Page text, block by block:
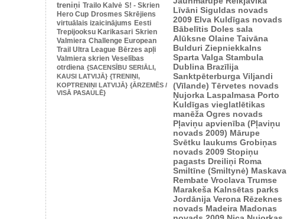
treniņi Trailo Kalvė S! - Skrien
Hero Cup Drosmes Skrējiens
virtuālais izaicinājums Eesti
Trepijooksu Karikasari Skrien
Valmiera Challenge European
Trail Ultra League Bērzes apļi
Valmiera skrien Veselības
otrdiena {SACENSĪBU SERIĀLI,
KAUSI LATVIJĀ} {TRENIŅI,
KOPTRENIŅI LATVIJĀ} {ĀRZEMĒS /
VISĀ PASAULĒ}
Līvāni Siguldas novads
2009 Elva Kuldīgas novads
Bābelītis Doles sala
Alūksne Olaine Taivāna
Bulduri Ziepniekkalns
Sparta Valga Stambula
Dublina Brazīlija
Sanktpēterburga Viljandi
(Vīlande) Tērvetes novads
Ņujorka Laspalmasa Porto
Kuldīgas vieglatlētikas
manēža Ogres novads
Pļaviņu apvienība (Pļaviņu
novads 2009) Mārupe
Svētku laukums Grobiņas
novads 2009 Stopiņu
pagasts Dreiliņi Roma
Smiltīne (Smiltynė) Maskava
Rembate Vroclava Trumse
Marakeša Kalnsētas parks
Jordānija Verona Rēzeknes
novads Madeira Madonas